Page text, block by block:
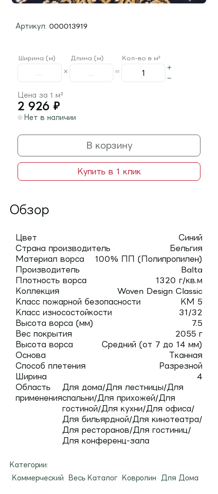
Артикул: 000013919
Ширина (м) Длина (м) Кол-во в м²
Цена за 1 м²
2 926 ₽
Нет в наличии
В корзину
Купить в 1 клик
Обзор
Цвет
Синий
Страна производитель
Бельгия
Материал ворса
100% ПП (Полипропилен)
Производитель
Balta
Плотность ворса
1320 г/кв.м
Коллекция
Woven Design Classic
Класс пожарной безопасности
КМ 5
Класс износостойкости
31/32
Высота ворса (мм)
7.5
Вес покрытия
2055 г
Высота ворса
Средний (от 7 до 14 мм)
Основа
Тканная
Способ плетения
Разрезной
Ширина
4
Область
применения
Для дома/Для лестницы/Для
спальни/Для прихожей/Для
гостиной/Для кухни/Для офиса/
Для бильярдной/Для кинотеатра/
Для ресторанов/Для гостиниц/
Для конференц-зала
Категории:
Коммерческий
Весь Каталог Ковролин Для Дома